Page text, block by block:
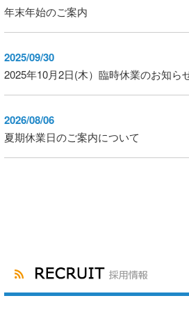
年末年始のご案内
2025/09/30
2025年10月2日(木）臨時休業のお知ら
2026/08/06
夏期休業日のご案内について